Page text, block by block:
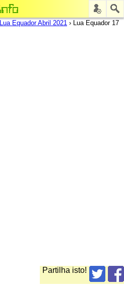
Lua Equador Abril 2021 › Lua Equador 17
Partilha isto!